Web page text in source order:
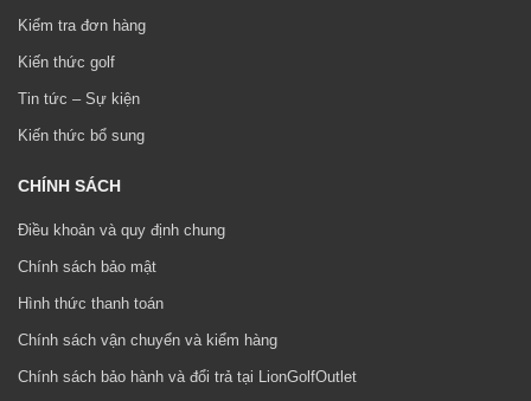
Kiểm tra đơn hàng
Kiến thức golf
Tin tức – Sự kiện
Kiến thức bổ sung
CHÍNH SÁCH
Điều khoản và quy định chung
Chính sách bảo mật
Hình thức thanh toán
Chính sách vận chuyển và kiểm hàng
Chính sách bảo hành và đổi trả tại LionGolfOutlet